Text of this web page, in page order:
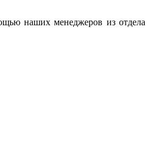
наших менеджеров из отдела